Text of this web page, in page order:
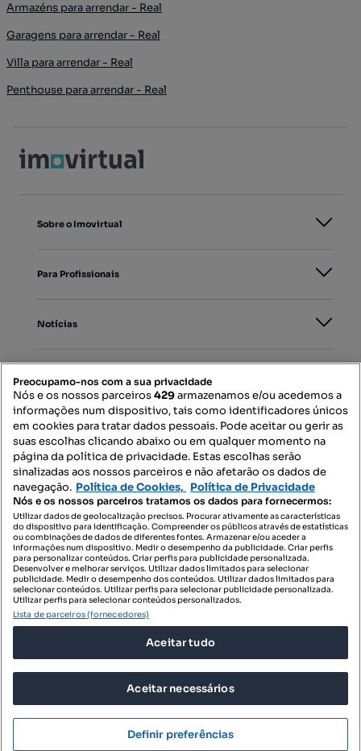
Armazéns para arrendar - Real
Garagens para arrendar - Real
Villa para arrendar - Real
Penthouse para arrendar - Real
Sobre o Imovirtual
Para Profissionais
Notícias
Mapa do Site
Contacte-nos
SIGA-NOS:
DESCARREGAR NA:
© 2026 Imovirtual.com, OLX Portugal, S.A.
TERMOS DE UTILIZAÇÃO
POLÍTICA DE PRIVACIDADE
Preocupamo-nos com a sua privacidade
Nós e os nossos parceiros429armazenamos e/ou acedemos a
informações num dispositivo, tais como identificadores únicos
em cookies para tratar dados pessoais. Pode aceitar ou gerir as
suas escolhas clicando abaixo ou em qualquer momento na
página da política de privacidade. Estas escolhas serão
sinalizadas aos nossos parceiros e não afetarão os dados de
navegação. Política de Cookies, Política de Privacidade
Nós e os nossos parceiros tratamos os dados para fornecermos:
Utilizar dados de geolocalização precisos. Procurar ativamente as características
do dispositivo para identificação. Compreender os públicos através de estatísticas
ou combinações de dados de diferentes fontes. Armazenar e/ou aceder a
informações num dispositivo. Medir o desempenho da publicidade. Criar perfis
para personalizar conteúdos. Criar perfis para publicidade personalizada.
Desenvolver e melhorar serviços. Utilizar dados limitados para selecionar
publicidade. Medir o desempenho dos conteúdos. Utilizar dados limitados para
selecionar conteúdos. Utilizar perfis para selecionar publicidade personalizada.
Utilizar perfis para selecionar conteúdos personalizados.
Lista de parceiros (fornecedores)
Aceitar tudo
Aceitar necessários
Definir preferências